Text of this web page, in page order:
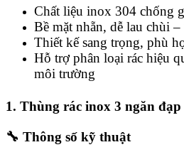
Chất liệu inox 304 chống
Bề mặt nhẵn, dễ lau chùi
Thiết kế sang trọng, phù
Hỗ trợ phân loại rác hiệu
môi trường
1. Thùng rác inox 3 ngăn
🔧 Thông số kỹ thuật